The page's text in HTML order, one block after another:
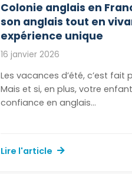
Colonie anglais en
son anglais tout en
expérience unique
16 janvier 2026
Les vacances d’été, c’est fait
Mais et si, en plus, votre
confiance en anglais...
Lire l'article